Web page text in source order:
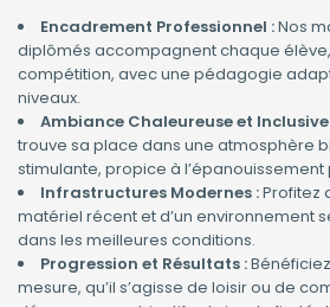
Encadrement Professionnel :Nos
diplômés accompagnent chaque élève,
compétition, avec une pédagogie
niveaux.
Ambiance Chaleureuse et Inclusive
trouve sa place dans une atmosphère
stimulante, propice à
Infrastructures Modernes :Profitez
matériel récent et d’un environnement
dans les meilleures conditions.
Progression et Résultats :
mesure, qu’il s’agisse de loisir ou de